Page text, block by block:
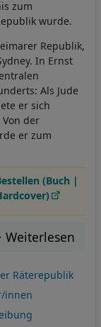
zum
wurde.
Republik,
In Ernst
Als Jude
er sich
der
er zum
(Buch |
Weiterlesen
Räterepublik
innen